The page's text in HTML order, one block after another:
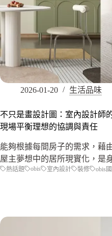
2026-01-20 生活品味
不只是畫設計圖：室內設計師
現場平衡理想的協調與責任
能夠根據每間房子的需求，藉
屋主夢想中的居所現實化，是
熱話題 obis 室內設計 裝修 obis